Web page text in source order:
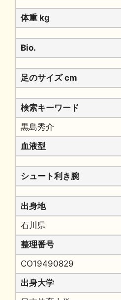
体重 kg
Bio.
足のサイズ cm
検索キーワード
黒島秀介
血液型
シュート利き腕
出身地
石川県
整理番号
CO19490829
出身大学